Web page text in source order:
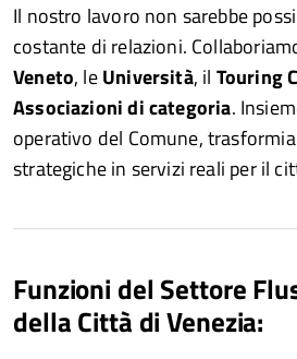
Il nostro lavoro non sarebbe
costante di relazioni.
Veneto, leUniversità, il Touring
Associazioni di categoria.
operativo del Comune,
strategiche in servizi reali per il
Funzioni del Settore
della Città di Venezia: